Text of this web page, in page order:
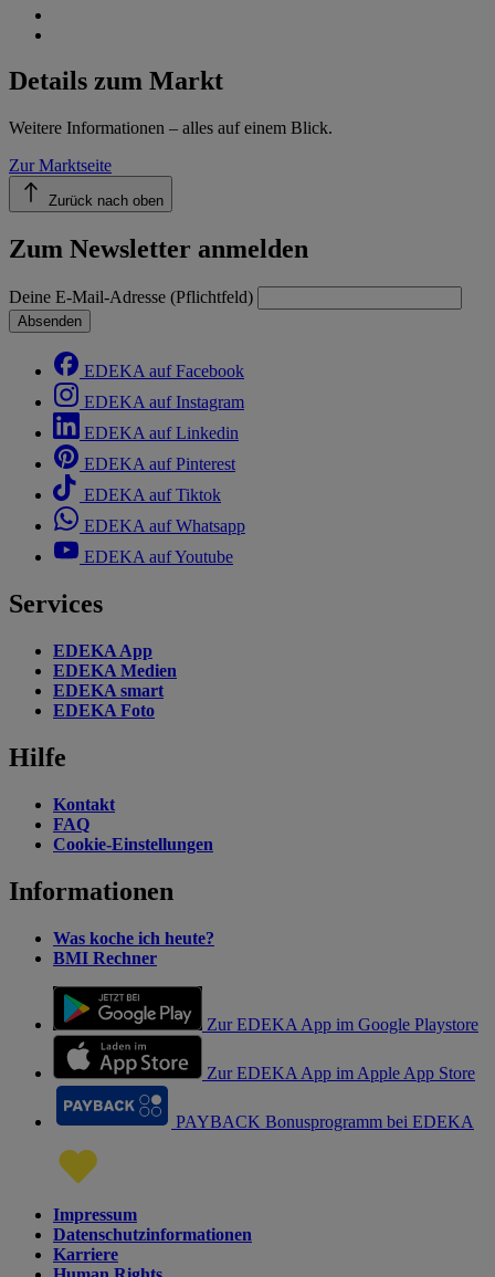
Details zum Markt
Weitere Informationen – alles auf einem Blick.
Zur Marktseite
Zurück nach oben
Zum Newsletter anmelden
Deine E-Mail-Adresse (Pflichtfeld)
Absenden
EDEKA auf Facebook
EDEKA auf Instagram
EDEKA auf Linkedin
EDEKA auf Pinterest
EDEKA auf Tiktok
EDEKA auf Whatsapp
EDEKA auf Youtube
Services
EDEKA App
EDEKA Medien
EDEKA smart
EDEKA Foto
Hilfe
Kontakt
FAQ
Cookie-Einstellungen
Informationen
Was koche ich heute?
BMI Rechner
Zur EDEKA App im Google Playstore
Zur EDEKA App im Apple App Store
PAYBACK Bonusprogramm bei EDEKA
Impressum
Datenschutzinformationen
Karriere